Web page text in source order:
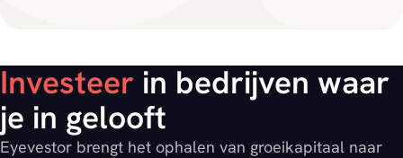
Investeer in bedrijven waar
je in gelooft
Eyevestor brengt het ophalen van groeikapitaal naar